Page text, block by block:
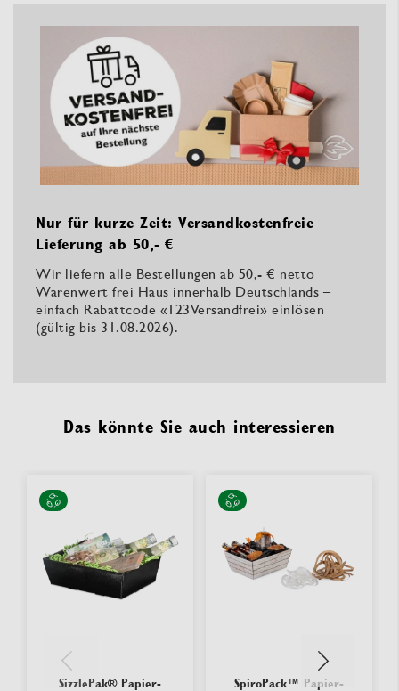
Nur für kurze Zeit: Versandkostenfreie
Lieferung ab 50,- €
Wir liefern alle Bestellungen ab 50,- € netto
Warenwert frei Haus innerhalb Deutschlands –
einfach Rabattcode «123Versandfrei» einlösen
(gültig bis 31.08.2026).
Das könnte Sie auch interessieren
SizzlePak® Papier-
SpiroPack™ Papier-